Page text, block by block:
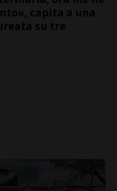
capita a una
su tre